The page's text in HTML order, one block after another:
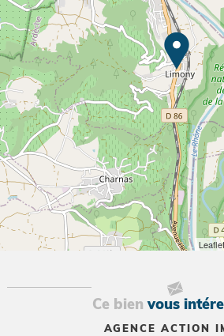
Leaflet
Ce bienvous
AGENCE ACTION